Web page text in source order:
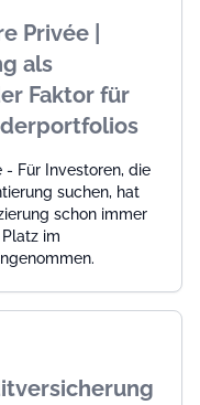
Privée |
als
Faktor für
- Für Investoren, die
suchen, hat
schon immer
im